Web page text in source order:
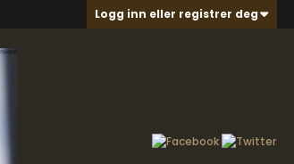
Logg inn eller registrer deg